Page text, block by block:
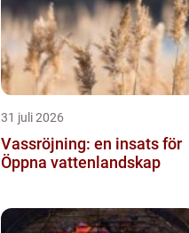
31 juli 2026
Vassröjning: en insats för
Öppna vattenlandskap